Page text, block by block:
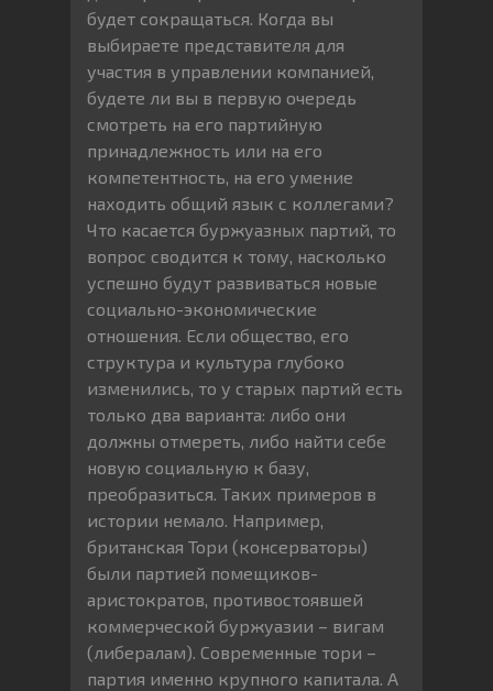
будет сокращаться. Когда вы
выбираете представителя для
участия в управлении компанией,
будете ли вы в первую очередь
смотреть на его партийную
принадлежность или на его
компетентность, на его умение
находить общий язык с коллегами?
Что касается буржуазных партий, то
вопрос сводится к тому, насколько
успешно будут развиваться новые
социально-экономические
отношения. Если общество, его
структура и культура глубоко
изменились, то у старых партий есть
только два варианта: либо они
должны отмереть, либо найти себе
новую социальную к базу,
преобразиться. Таких примеров в
истории немало. Например,
британская Тори (консерваторы)
были партией помещиков-
аристократов, противостоявшей
коммерческой буржуазии – вигам
(либералам). Современные тори –
партия именно крупного капитала. А